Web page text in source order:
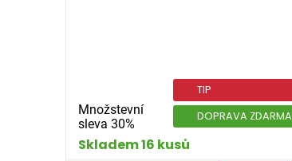
Množstevní
sleva 30%
TIP
DOPRAVA ZDARMA
Skladem 16 kusů